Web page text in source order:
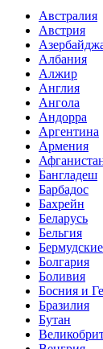
Австралия
Австрия
Албания
Алжир
Англия
Ангола
Андорра
Аргентина
Армения
Бангладеш
Барбадос
Бахрейн
Беларусь
Бельгия
Болгария
Боливия
Босния и
Бразилия
Бутан